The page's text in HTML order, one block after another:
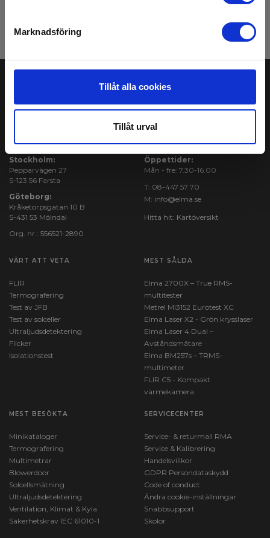
Marknadsföring
Tillåt alla cookies
Tillåt urval
Läs mer i vårt GDPR Persondataskydd
. Du kan avanmäla dig nyhetsbrevet när
som helst via en link i nyhetsmailet.
Stockholm:
Pepparvägen 27
S-123 56 Farsta
Göteborg:
Kråketorpsgatan 10 B
S-431 53 Mölndal
Org. nr.: 556521-2890
Öppettider:
Mån - fre: 7.30-16.00
T: 08-447 57 70
M: info@elma.se
Hitta hit: Kartöversikt
VÄRT ATT VETA
FLIR
Termografering
Test av JFB
Test av solceller
Ultraljudsdetektering
Flicker
Isolationstest
MEST SÅLDA
Elma 2700X – True RMS-
multitester
Metrel MI3152 Eurotest XC
Elma Laser X2 - Grön krysslaser
Elma Laser 4 Dual –
Avståndsmätare
Elma BM257s – TRMS-
multimeter
FLIR C5 - Kompakt
värmekamera
MEST BESÖKTA
Minikataloger
Termografering
Multimetrar
Blowerdoor
Solcellsmätning
Ultraljudsdetektering
Ventilation, Klimat & Kyla
Säkerhetskrav IEC 61010-1
SERVICECENTER
Service- & returmall RMA
Service & Kalibrering
Handelsvillkor
GDPR Persondataskydd
Code of conduct
Ändra cookie-inställningar
Snabbsupport
Skolor